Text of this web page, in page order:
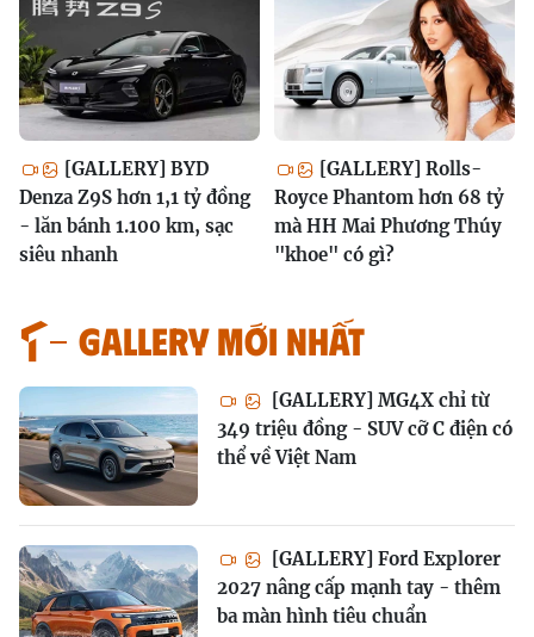
[GALLERY] BYD
Denza Z9S hơn 1,1 tỷ đồng
- lăn bánh 1.100 km, sạc
siêu nhanh
[GALLERY] Rolls-
Royce Phantom hơn 68 tỷ
mà HH Mai Phương Thúy
"khoe" có gì?
GALLERY MỚI NHẤT
[GALLERY] MG4X chỉ từ
349 triệu đồng - SUV cỡ C điện có
thể về Việt Nam
[GALLERY] Ford Explorer
2027 nâng cấp mạnh tay - thêm
ba màn hình tiêu chuẩn